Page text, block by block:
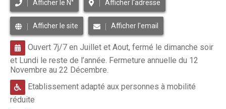
Afficher le N° Afficher l'adresse
Afficher le site Afficher l'email
Ouvert 7j/7 en Juillet et Aout, fermé le dimanche soir
et Lundi le reste de l’année. Fermeture annuelle du 12
Novembre au 22 Décembre.
Etablissement adapté aux personnes à mobilité
réduite